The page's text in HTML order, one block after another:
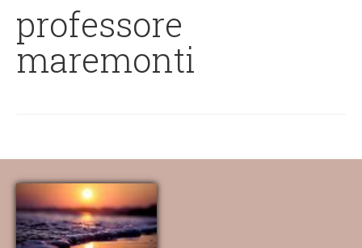
professore
maremonti